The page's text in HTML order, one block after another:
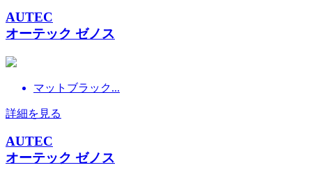
AUTEC
オーテック ゼノス
マットブラック...
詳細を見る
AUTEC
オーテック ゼノス